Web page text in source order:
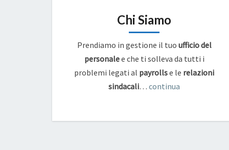
Chi Siamo
Prendiamo in gestione il tuo ufficio del
personalee che ti solleva da tutti i
problemi legati al payrollse le relazioni
sindacali… continua